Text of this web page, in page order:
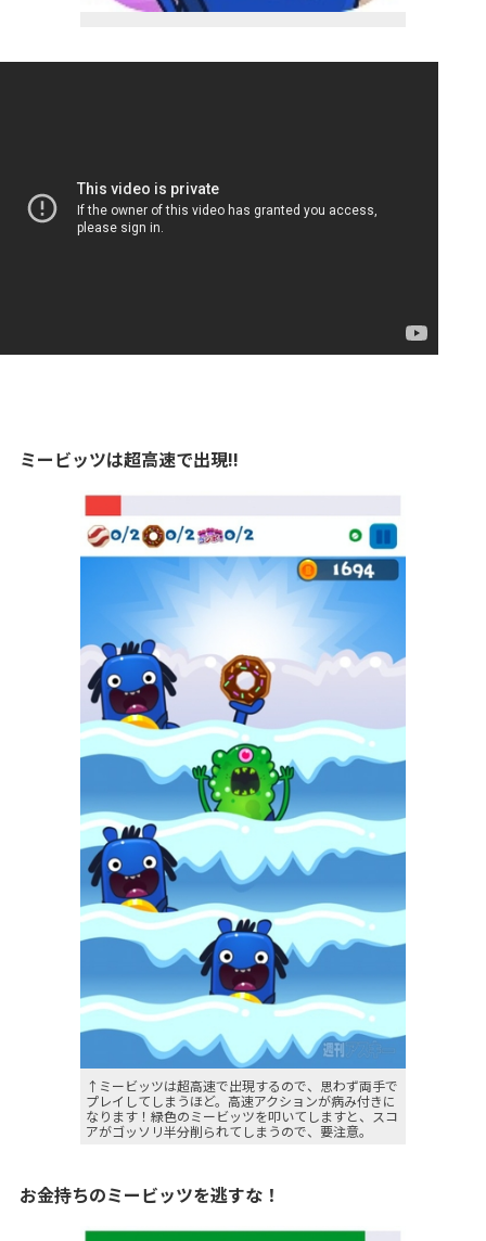
ミービッツは超高速で出現!!
↑ミービッツは超高速で出現するので、思わず両手で
プレイしてしまうほど。高速アクションが病み付きに
なります！緑色のミービッツを叩いてしますと、スコ
アがゴッソリ半分削られてしまうので、要注意。
お金持ちのミービッツを逃すな！